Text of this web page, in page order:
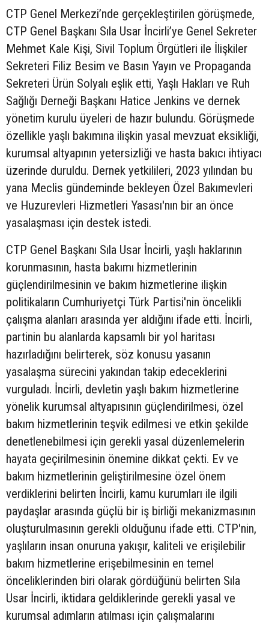
CTP Genel Merkezi’nde gerçekleştirilen görüşmede,
CTP Genel Başkanı Sıla Usar İncirli’ye Genel Sekreter
Mehmet Kale Kişi, Sivil Toplum Örgütleri ile İlişkiler
Sekreteri Filiz Besim ve Basın Yayın ve Propaganda
Sekreteri Ürün Solyalı eşlik etti, Yaşlı Hakları ve Ruh
Sağlığı Derneği Başkanı Hatice Jenkins ve dernek
yönetim kurulu üyeleri de hazır bulundu. Görüşmede
özellikle yaşlı bakımına ilişkin yasal mevzuat eksikliği,
kurumsal altyapının yetersizliği ve hasta bakıcı ihtiyacı
üzerinde duruldu. Dernek yetkilileri, 2023 yılından bu
yana Meclis gündeminde bekleyen Özel Bakımevleri
ve Huzurevleri Hizmetleri Yasası'nın bir an önce
yasalaşması için destek istedi.
CTP Genel Başkanı Sıla Usar İncirli, yaşlı haklarının
korunmasının, hasta bakımı hizmetlerinin
güçlendirilmesinin ve bakım hizmetlerine ilişkin
politikaların Cumhuriyetçi Türk Partisi'nin öncelikli
çalışma alanları arasında yer aldığını ifade etti. İncirli,
partinin bu alanlarda kapsamlı bir yol haritası
hazırladığını belirterek, söz konusu yasanın
yasalaşma sürecini yakından takip edeceklerini
vurguladı. İncirli, devletin yaşlı bakım hizmetlerine
yönelik kurumsal altyapısının güçlendirilmesi, özel
bakım hizmetlerinin teşvik edilmesi ve etkin şekilde
denetlenebilmesi için gerekli yasal düzenlemelerin
hayata geçirilmesinin önemine dikkat çekti. Ev ve
bakım hizmetlerinin geliştirilmesine özel önem
verdiklerini belirten İncirli, kamu kurumları ile ilgili
paydaşlar arasında güçlü bir iş birliği mekanizmasının
oluşturulmasının gerekli olduğunu ifade etti. CTP'nin,
yaşlıların insan onuruna yakışır, kaliteli ve erişilebilir
bakım hizmetlerine erişebilmesinin en temel
önceliklerinden biri olarak gördüğünü belirten Sıla
Usar İncirli, iktidara geldiklerinde gerekli yasal ve
kurumsal adımların atılması için çalışmalarını